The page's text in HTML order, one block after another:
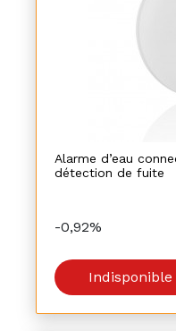
Alarme d’eau
détection de fuite
-0,92%
Indisponible